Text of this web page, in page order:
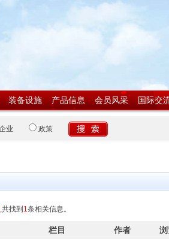
装备设施 产品信息 会员风采 国际交
业 政策
,共找到 1条相关信息。
栏目 作者